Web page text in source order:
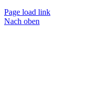
Page load link
Nach oben